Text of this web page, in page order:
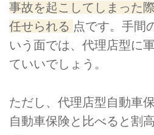
事故を起こしてしまった
任せられる 点です。手間
いう面では、代理店型に
ていいでしょう。
ただし、代理店型自動車
自動車保険と比べると割